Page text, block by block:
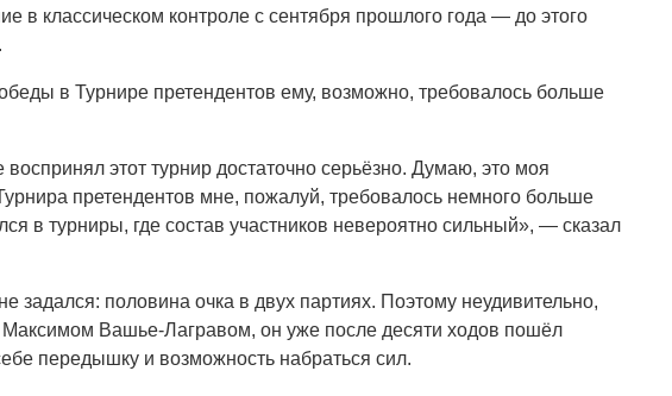
в классическом контроле с сентября прошлого года — до этого
в Турнире претендентов ему, возможно, требовалось больше
этот турнир достаточно серьёзно. Думаю, это моя
претендентов мне, пожалуй, требовалось немного больше
в турниры, где состав участников невероятно сильный», — сказал
задался: половина очка в двух партиях. Поэтому неудивительно,
Максимом Вашье-Лагравом, он уже после десяти ходов пошёл
передышку и возможность набраться сил.